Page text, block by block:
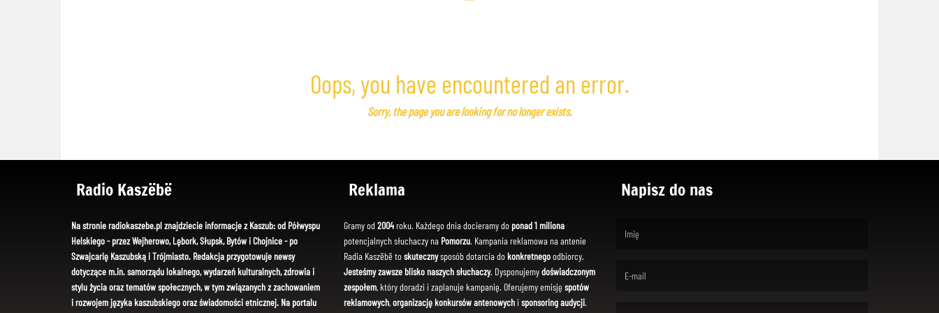
Oops, you have encountered an error.
Sorry, the page you are looking for no longer exists.
Radio Kaszëbë
Na stronie radiokaszebe.pl znajdziecie informacje z Kaszub: od Półwyspu
Helskiego - przez Wejherowo, Lębork, Słupsk, Bytów i Chojnice - po
Szwajcarię Kaszubską i Trójmiasto. Redakcja przygotowuje newsy
dotyczące m.in. samorządu lokalnego, wydarzeń kulturalnych, zdrowia i
stylu życia oraz tematów społecznych, w tym związanych z zachowaniem
i rozwojem języka kaszubskiego oraz świadomości etnicznej. Na portalu
Reklama
Gramy od 2004roku. Każdego dnia docieramy do ponad 1 miliona
potencjalnych słuchaczy na Pomorzu. Kampania reklamowa na antenie
Radia Kaszëbë toskutecznysposób dotarcia dokonkretnegoodbiorcy.
Jesteśmy zawsze blisko naszych słuchaczy. Dysponujemydoświadczonym
zespołem, który doradzi i zaplanuje kampanię. Oferujemy emisję spotów
reklamowych,organizację konkursów antenowychi sponsoring audycji.
Napisz do nas